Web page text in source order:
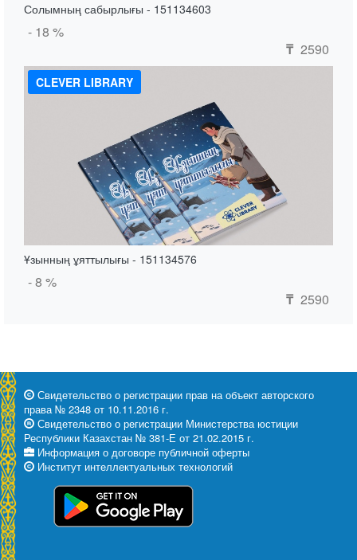
Солымның сабырлығы - 151134603
- 18 %
₸ 2590
CLEVER LIBRARY
Ұзынның ұяттылығы - 151134576
- 8 %
₸ 2590
Свидетельство о регистрации прав на объект авторского
права № 2348 от 10.11.2016 г.
Свидетельство о регистрации Министерства юстиции
Республики Казахстан № 381-Е от 21.02.2015 г.
Информация о договоре публичной оферты
Институт интеллектуальных технологий